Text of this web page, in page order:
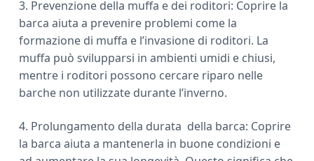
3. Prevenzione della muffa e dei roditori: Coprire la
barca aiuta a prevenire problemi come la
formazione di muffa e l’invasione di roditori. La
muffa può svilupparsi in ambienti umidi e chiusi,
mentre i roditori possono cercare riparo nelle
barche non utilizzate durante l’inverno.
4. Prolungamento della durata della barca: Coprire
la barca aiuta a mantenerla in buone condizioni e